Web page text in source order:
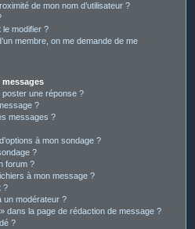
de mon nom d’utilisateur ?
le modifier ?
membre, on me demande de me
une réponse ?
?
messages ?
à mon sondage ?
?
forum ?
à mon message ?
?
un modérateur ?
dans la page de rédaction de message ?
?